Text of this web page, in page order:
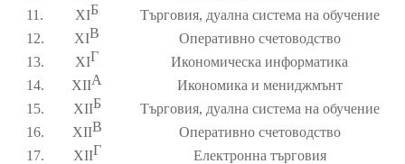
11.
XIБ
Търговия, дуална система на обучение
12.
XIВ
Оперативно счетоводство
13.
XIГ
Икономическа информатика
14.
XIIА
Икономика и мениджмънт
15.
XIIБ
Търговия, дуална система на обучение
16.
XIIВ
Оперативно счетоводство
17.
XIIГ Електронна търговия